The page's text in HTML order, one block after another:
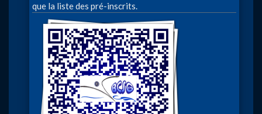
que la liste des pré-inscrits.
Image